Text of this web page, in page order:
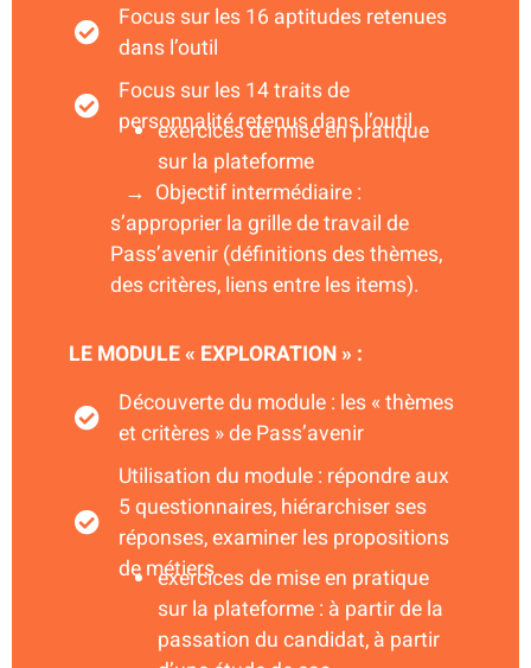
Focus sur les 16 aptitudes retenues
dans l’outil
Focus sur les 14 traits de
personnalité retenus dans l’outil
exercices de mise en pratique
sur la plateforme
→ Objectif intermédiaire :
s’approprier la grille de travail de
Pass’avenir (définitions des thèmes,
des critères, liens entre les items).
LE MODULE « EXPLORATION » :
Découverte du module : les « thèmes
et critères » de Pass’avenir
Utilisation du module : répondre aux
5 questionnaires, hiérarchiser ses
réponses, examiner les propositions
de métiers
exercices de mise en pratique
sur la plateforme : à partir de la
passation du candidat, à partir